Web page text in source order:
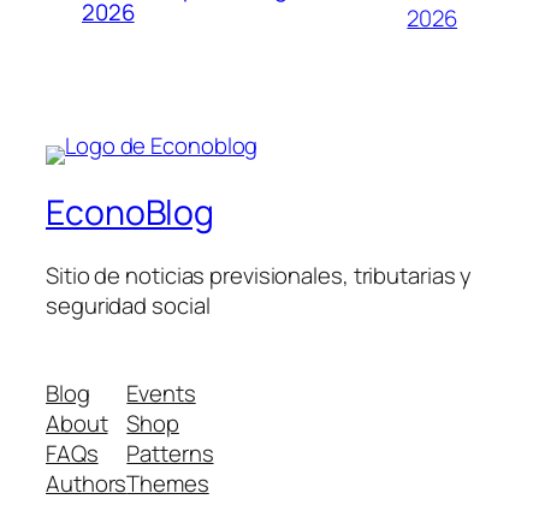
2026
2026
EconoBlog
Sitio de noticias previsionales, tributarias y
seguridad social
Blog
About
FAQs
Authors
Events
Shop
Patterns
Themes